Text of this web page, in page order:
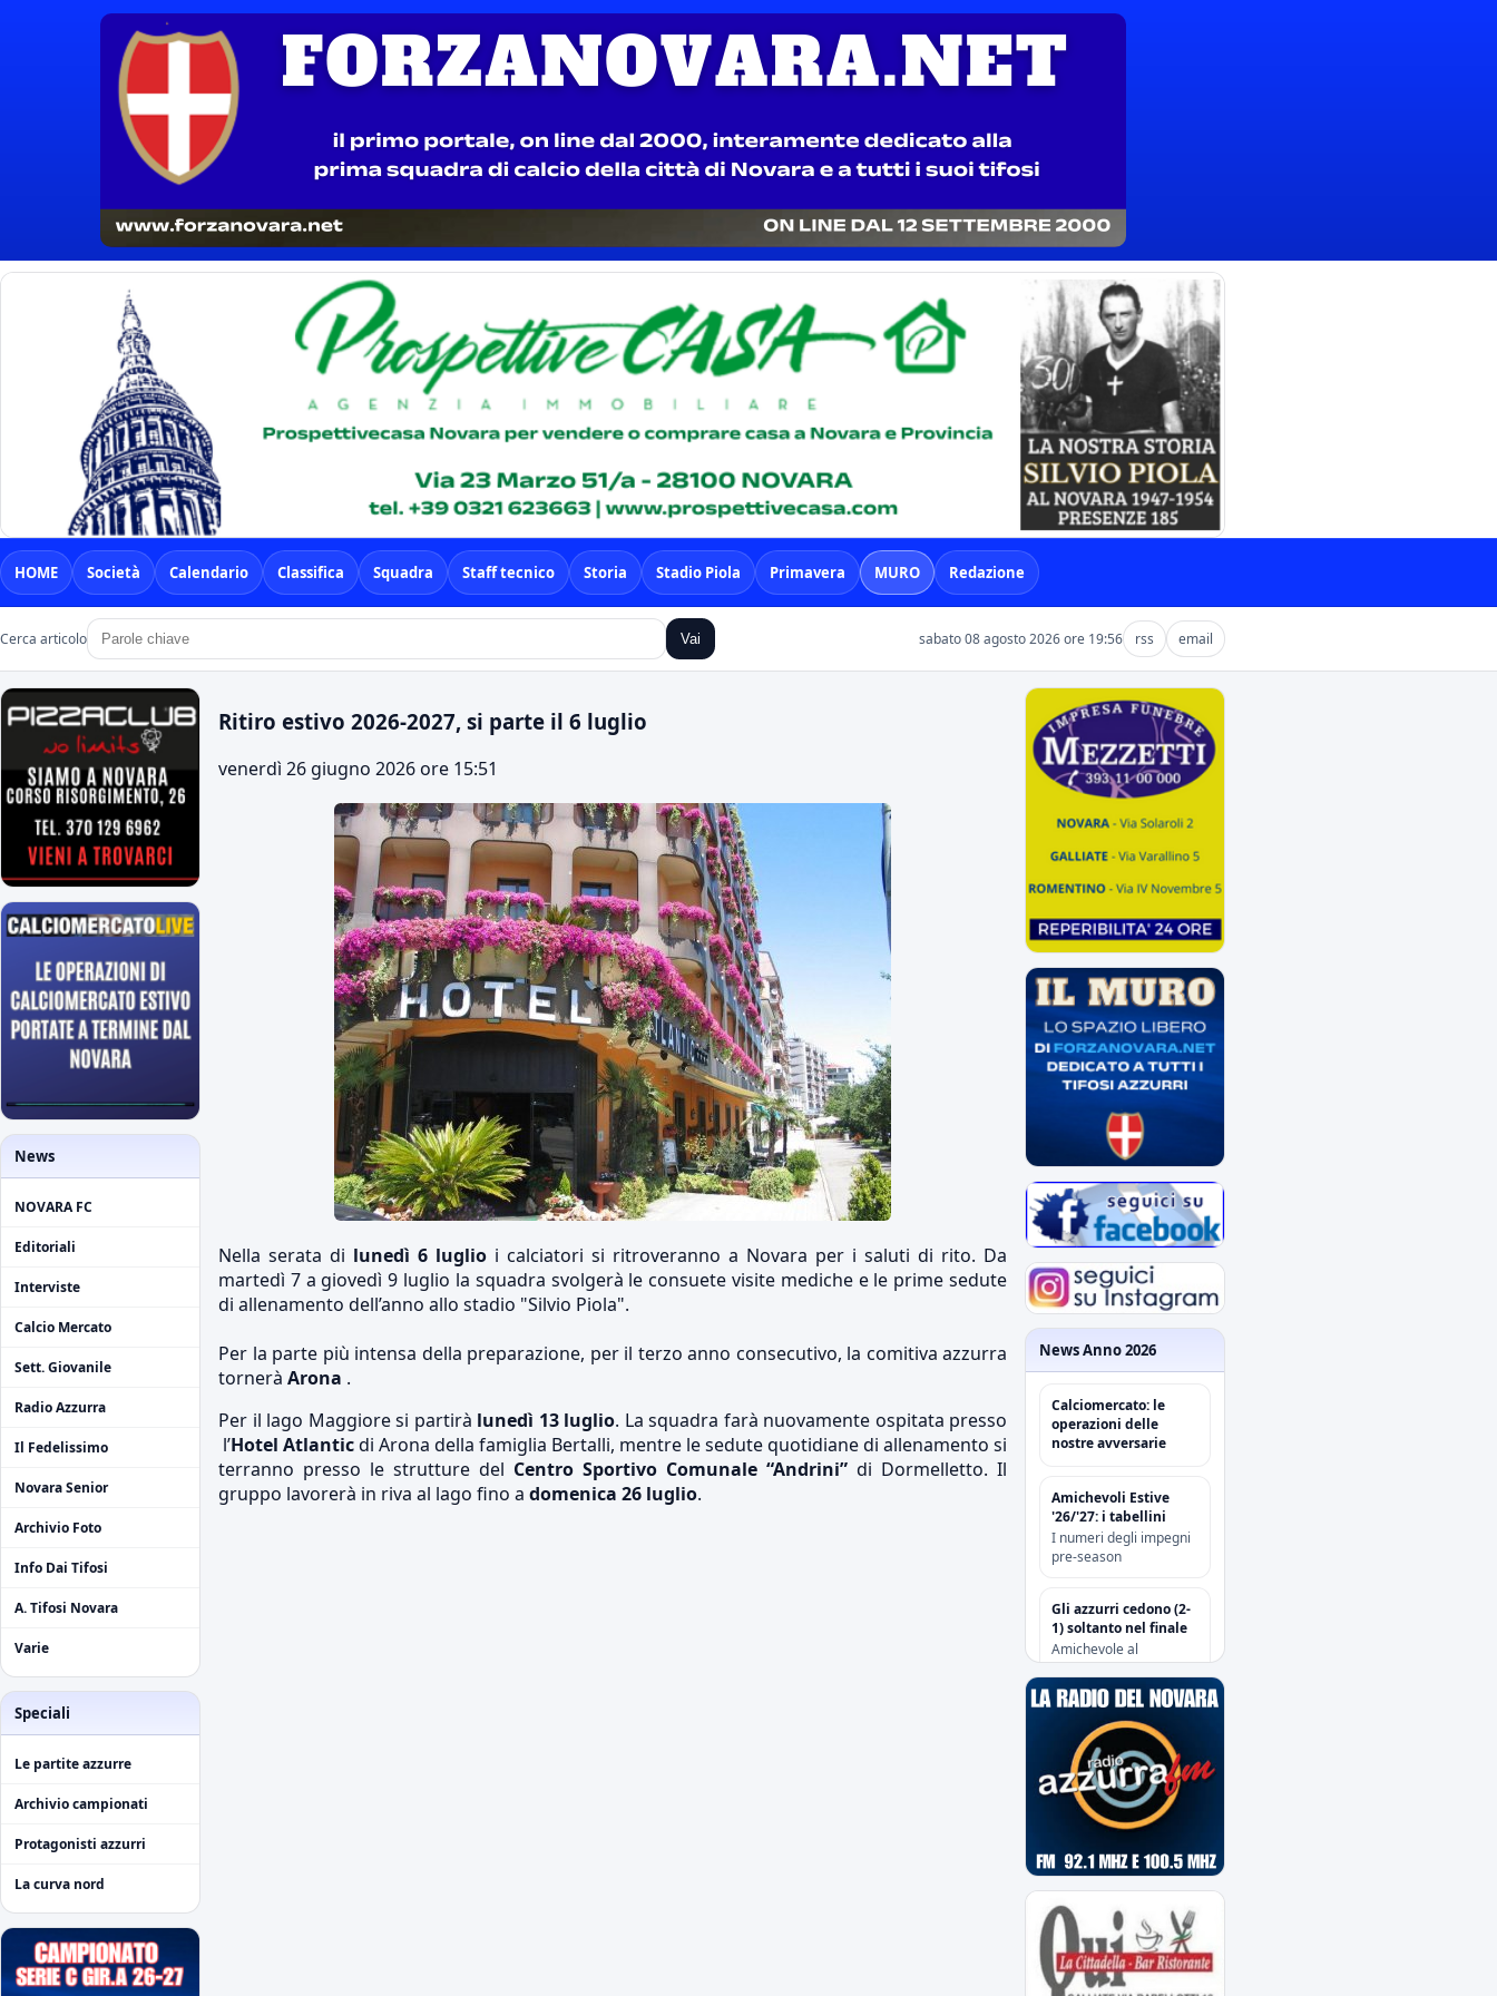
HOME Società Calendario Classifica Squadra Staff tecnico Storia Stadio Piola Primavera MURO Redazione
Cerca articolo Vai sabato 08 agosto 2026 ore 19:56 rss email
News
NOVARA FC
Editoriali
Interviste
Calcio Mercato
Sett. Giovanile
Radio Azzurra
Il Fedelissimo
Novara Senior
Archivio Foto
Info Dai Tifosi
A. Tifosi Novara
Varie
Speciali
Le partite azzurre
Archivio campionati
Protagonisti azzurri
La curva nord
Ritiro estivo 2026-2027, si parte il 6 luglio
venerdì 26 giugno 2026 ore 15:51
Nella serata di lunedì 6 luglio i calciatori si ritroveranno a Novara per i saluti di rito. Da
martedì 7 a giovedì 9 luglio la squadra svolgerà le consuete visite mediche e le prime sedute
di allenamento dell’anno allo stadio "Silvio Piola".
Per la parte più intensa della preparazione, per il terzo anno consecutivo, la comitiva azzurra
tornerà Arona .
Per il lago Maggiore si partirà lunedì 13 luglio. La squadra farà nuovamente ospitata presso
l’Hotel Atlanticdi Arona della famiglia Bertalli, mentre le sedute quotidiane di allenamento si
terranno presso le strutture del Centro Sportivo Comunale “Andrini” di Dormelletto. Il
gruppo lavorerà in riva al lago fino a domenica 26 luglio.
News Anno 2026
Calciomercato: le
operazioni delle
nostre avversarie
Amichevoli Estive
'26/'27: i tabellini
I numeri degli impegni
pre-season
Gli azzurri cedono (2-
1) soltanto nel finale
Amichevole al
“Sannazzari” di Chiavari
tra Entella e Novara
Risoluzione
contrattuale con
Attanasio e Camolese
Risoluzione
contrattuale con
Alberti
Acquisti/Cessioni
"Sessione Estiva
2026/2027"
tutte le operazioni degli